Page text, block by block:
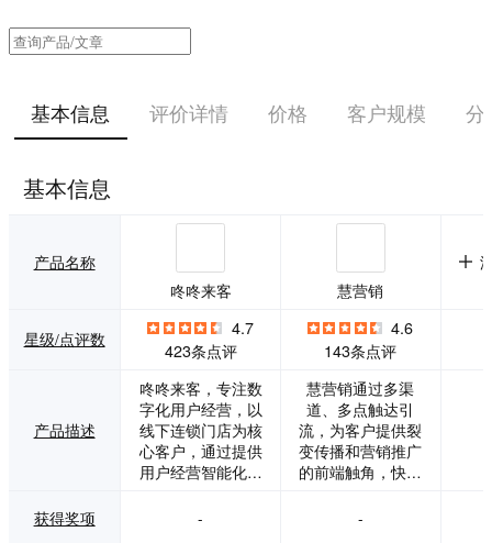
基本信息 评价详情 价格 客户规模 分
基本信息
产品名称
咚咚来客
慧营销
星级/点评数
4.7
423条点评
4.6
143条点评
产品描述
咚咚来客，专注数
字化用户经营，以
线下连锁门店为核
心客户，通过提供
用户经营智能化系
慧营销通过多渠
道、多点触达引
流，为客户提供裂
变传播和营销推广
的前端触角，快速
获得奖项 - -